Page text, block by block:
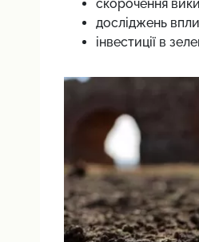
скорочення
досліджень
інвестиції в